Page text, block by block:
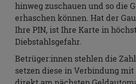
hinweg zuschauen und so die
erhaschen können. Hat der
Ihre PIN, ist Ihre Karte in
Diebstahlsgefahr.
Betrüger:innen stehlen die
setzen diese in Verbindung